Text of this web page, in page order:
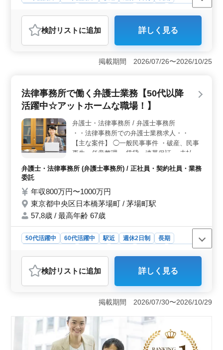
業務委託
おすすめポイント
＜50代・60代必見のベテラン歓迎！＞ 港区の企業法務
を中心とした弁護士を募集しています。50代・60代のベ
テラン弁護士のご応募をお待ちしています。経験豊富な
化した業務内容＞ M&amp;Aや組織再編などの企業法務
を中心に、不祥事対応や交渉、紛争案件など幅広い業務
ビジネスに貢献するやりがいを感じられる仕事で
す。 ＜働きやすい環境＞ 週休2日制で残業も少なめ
です。駅チカの立地条件もあり、通勤もストレスなく行
えます。また、年間休日が120日と充実しており、ワーク
ます。
検討リスト に追加 詳しく見る
掲載期間 2026/07/26〜2026/10/25
法律事務所で働く弁護士業務【50代以降
活躍中☆アットホームな職場！】
弁護士・法律事務所 / 弁護士事務所
・・法律事務所での弁護士業務求人・・
【主な案件】 ◯一般民事事件 ・破産、民事
再生、任意整理 ・賃貸、連帯保証 ・未払い
倫慰謝料 ・任意後見契約 ・遺言書作成 ・相
弁護士でお仕事探し中の方、必見です！ お
気軽にお問い合わせください。 ご応募お待
ちしております！
弁護士・法律事務所 (弁護士事務所) / 正社員・契約社員・業務
委託
年収800万円〜1000万円
東京都中央区日本橋茅場町 / 茅場町駅
57,8歳 / 最高年齢 67歳
50代活躍中 60代活躍中 駅近 週休2日制
長期
業務委託
おすすめポイント
＜働きやすい環境＞ アットホームな職場で働きやす
く、長期勤務が可能です。週休2日制で残業も少ないた
め、ワークライフバランスを保ちながら働けます。
＜案件の多様性＞ 一般民事事件や家事事件など、幅広
い案件を担当できます。離婚問題や不倫慰謝料、遺言書
作成や相続など、様々な分野で経験をさらに積むことが
できます。個人受任も可能なので、自身のキャリアを活
検討リスト に追加 詳しく見る
掲載期間 2026/07/30〜2026/10/29